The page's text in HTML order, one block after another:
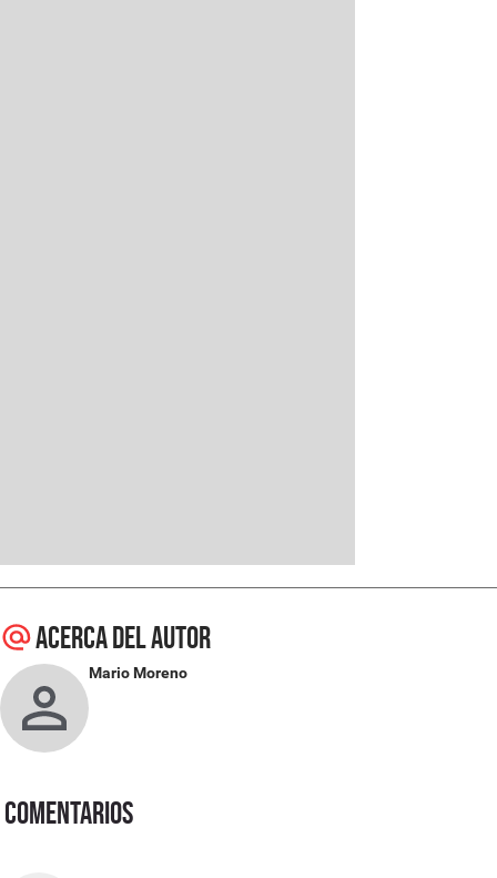
Acerca del autor
Mario Moreno
Comentarios